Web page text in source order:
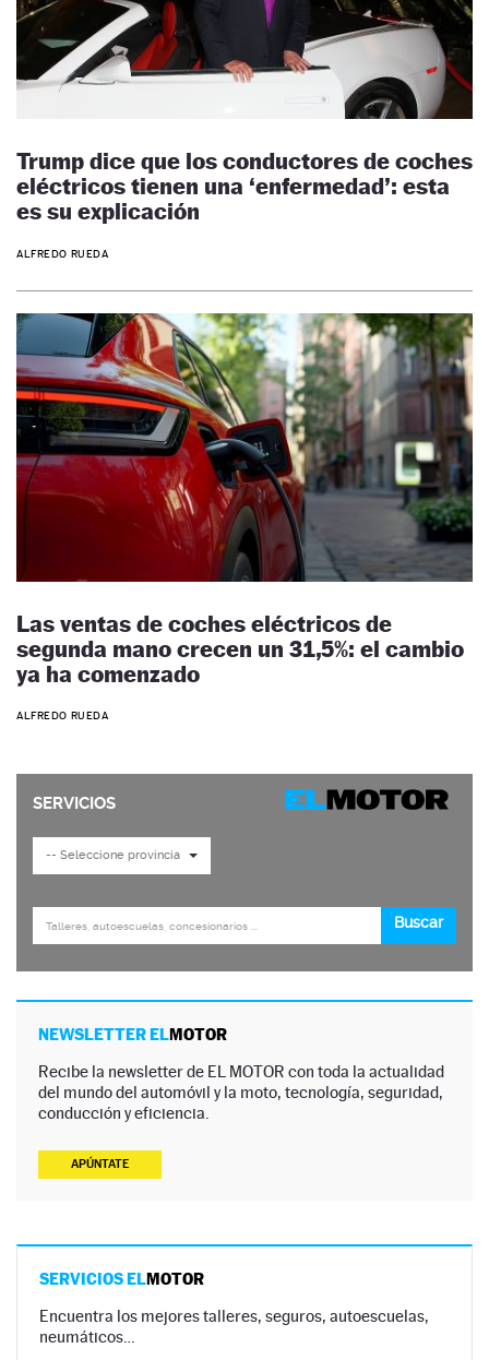
Trump dice que los conductores de coches
eléctricos tienen una ‘enfermedad’: esta
es su explicación
ALFREDO RUEDA
Las ventas de coches eléctricos de
segunda mano crecen un 31,5%: el cambio
ya ha comenzado
ALFREDO RUEDA
NEWSLETTER ELMOTOR
Recibe la newsletter de EL MOTOR con toda la actualidad
del mundo del automóvil y la moto, tecnología, seguridad,
conducción y eficiencia.
APÚNTATE
SERVICIOS ELMOTOR
Encuentra los mejores talleres, seguros, autoescuelas,
neumáticos…